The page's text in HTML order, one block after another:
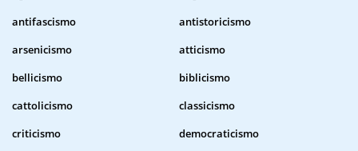
antifascismo
antistoricismo
arsenicismo
atticismo
bellicismo
biblicismo
cattolicismo
classicismo
criticismo
democraticismo